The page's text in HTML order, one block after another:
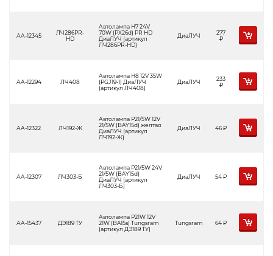
АА-12345
ЛЧ286PR-
HD
Автолампа H7 24V
70W (РX26d) PR HD
ДиаЛУЧ (артикул
ЛЧ286PR-HD)
ДиаЛУЧ
277
Р
АА-12294 ЛЧ408
Автолампа H8 12V 35W
(PGJ19-1) ДиаЛУЧ
(артикул ЛЧ408)
ДиаЛУЧ
233
Р
АА-12322 ЛЧ192-Ж
Автолампа P21/5W 12V
21/5W (BAY15d) желтая
ДиаЛУЧ (артикул
ЛЧ192-Ж)
ДиаЛУЧ 46Р
АА-12307 ЛЧ303-Б
Автолампа P21/5W 24V
21/5W (BAY15d)
ДиаЛУЧ (артикул
ЛЧ303-Б)
ДиаЛУЧ 54Р
АА-15437 ДЭ189 ТУ
Автолампа P21W 12V
21W (BA15s) Tungsram
(артикул ДЭ189 ТУ)
Tungsram 64Р